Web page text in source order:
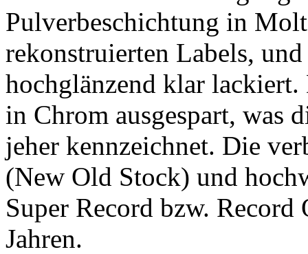
Pulverbeschichtung in
rekonstruierten Labels,
hochglänzend klar
in Chrom ausgespart, was
jeher kennzeichnet. Die
(New Old Stock) und
Super Record bzw.
Jahren.